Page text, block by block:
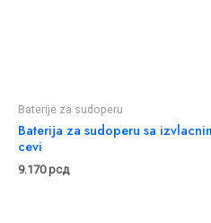
Baterije za sudoperu
Baterija za sudoperu sa
cevi
9.170рсд